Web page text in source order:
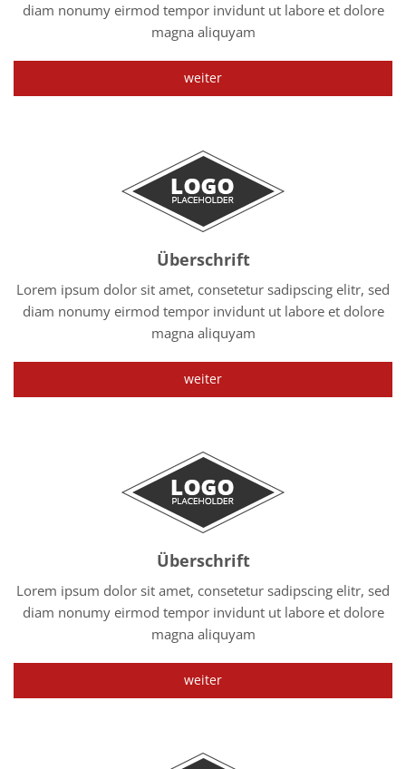
diam nonumy eirmod tempor invidunt ut labore et dolore
magna aliquyam
weiter
Überschrift
Lorem ipsum dolor sit amet, consetetur sadipscing elitr, sed
diam nonumy eirmod tempor invidunt ut labore et dolore
magna aliquyam
weiter
Überschrift
Lorem ipsum dolor sit amet, consetetur sadipscing elitr, sed
diam nonumy eirmod tempor invidunt ut labore et dolore
magna aliquyam
weiter